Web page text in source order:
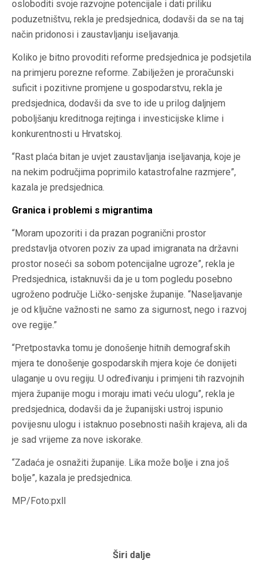
osloboditi svoje razvojne potencijale i dati priliku
poduzetništvu, rekla je predsjednica, dodavši da se na taj
način pridonosi i zaustavljanju iseljavanja.
Koliko je bitno provoditi reforme predsjednica je podsjetila
na primjeru porezne reforme. Zabilježen je proračunski
suficit i pozitivne promjene u gospodarstvu, rekla je
predsjednica, dodavši da sve to ide u prilog daljnjem
poboljšanju kreditnoga rejtinga i investicijske klime i
konkurentnosti u Hrvatskoj.
“Rast plaća bitan je uvjet zaustavljanja iseljavanja, koje je
na nekim područjima poprimilo katastrofalne razmjere”,
kazala je predsjednica.
Granica i problemi s migrantima
“Moram upozoriti i da prazan pogranični prostor
predstavlja otvoren poziv za upad imigranata na državni
prostor noseći sa sobom potencijalne ugroze”, rekla je
Predsjednica, istaknuvši da je u tom pogledu posebno
ugroženo područje Ličko-senjske županije. “Naseljavanje
je od ključne važnosti ne samo za sigurnost, nego i razvoj
ove regije.”
“Pretpostavka tomu je donošenje hitnih demografskih
mjera te donošenje gospodarskih mjera koje će donijeti
ulaganje u ovu regiju. U određivanju i primjeni tih razvojnih
mjera županije mogu i moraju imati veću ulogu”, rekla je
predsjednica, dodavši da je županijski ustroj ispunio
povijesnu ulogu i istaknuo posebnosti naših krajeva, ali da
je sad vrijeme za nove iskorake.
“Zadaća je osnažiti županije. Lika može bolje i zna još
bolje”, kazala je predsjednica.
MP/Foto:pxll
Širi dalje